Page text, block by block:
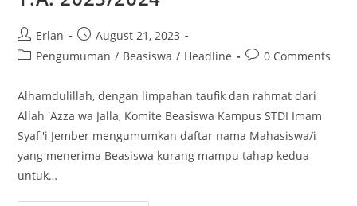
Post
author:
Erlan
Post
published:
August 21, 2023
PostPengumuman / Beasiswa / Headline
Post0 Comments
Alhamdulillah, dengan limpahan taufik dan rahmat dari
Allah 'Azza wa Jalla, Komite Beasiswa Kampus STDI Imam
Syafi'i Jember mengumumkan daftar nama Mahasiswa/i
yang menerima Beasiswa kurang mampu tahap kedua
untuk…